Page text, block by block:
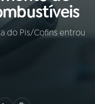
do Pis/Cofins entrou